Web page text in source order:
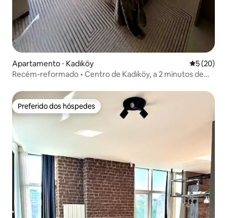
Apartamento ⋅ Kadıköy 5 de uma
5 (20)
Recém-reformado • Centro de Kadıköy, a 2 minutos de
Preferido dos hóspedes
Preferido dos hóspedes